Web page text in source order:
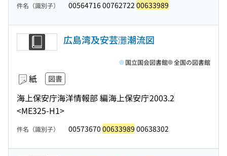
件名（識別子） 00564716 00762722 00633989
広島湾及安芸灘潮流図
紙 図書
海上保安庁海洋情報部 編海上保安庁2003.2
<ME325-H1>
国立国会図書館 全国の図書館
件名（識別子） 00573670 00633989 00638302